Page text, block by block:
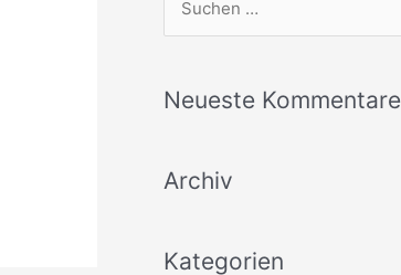
h
n
Neueste Kommentare
Archiv
Kategorien